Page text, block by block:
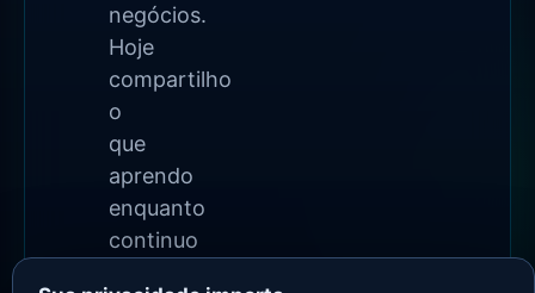
negócios.
Hoje
compartilho
o
que
aprendo
enquanto
continuo